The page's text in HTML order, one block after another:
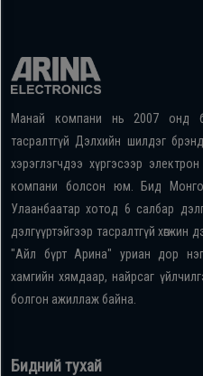
Манай компани нь 2007 онд
тасралтгүй Дэлхийн шилдэг
хэрэглэгчдээ хүргэсээр
компани болсон юм. Бид
Улаанбаатар хотод 6 салбар
дэлгүүртэйгээр тасралтгүй
"Айл бүрт Арина" уриан дор
хамгийн хямдаар, найрсаг
болгон ажиллаж байна.
Бидний тухай